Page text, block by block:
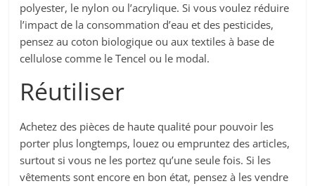
polyester, le nylon ou l’acrylique. Si vous voulez réduire
l’impact de la consommation d’eau et des pesticides,
pensez au coton biologique ou aux textiles à base de
cellulose comme le Tencel ou le modal.
Réutiliser
Achetez des pièces de haute qualité pour pouvoir les
porter plus longtemps, louez ou empruntez des articles,
surtout si vous ne les portez qu’une seule fois. Si les
vêtements sont encore en bon état, pensez à les vendre